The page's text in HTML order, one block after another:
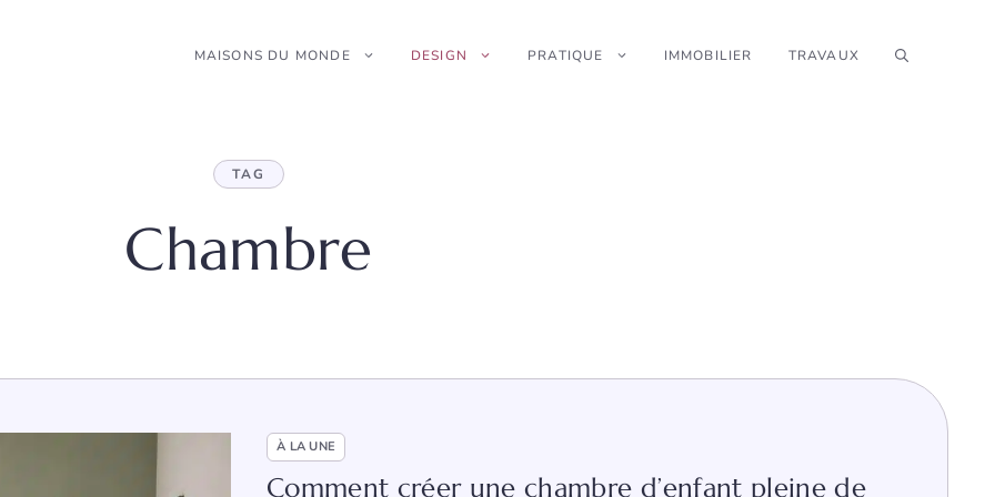
MAISONS DU MONDE DESIGN PRATIQUE IMMOBILIER TRAVAUX
TAG
Chambre
À LA UNE
Comment créer une chambre d’enfant pleine de